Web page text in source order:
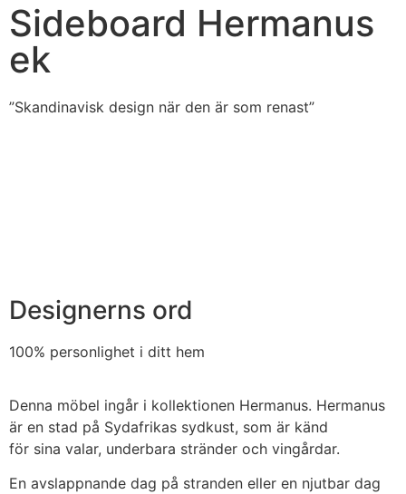
Sideboard Hermanus
ek
”Skandinavisk design när den är som renast”
Designerns ord​
100% personlighet i ditt hem
Denna möbel ingår i kollektionen Hermanus. Hermanus
är en stad på Sydafrikas sydkust, som är känd
för sina valar, underbara stränder och vingårdar.
En avslappnande dag på stranden eller en njutbar dag